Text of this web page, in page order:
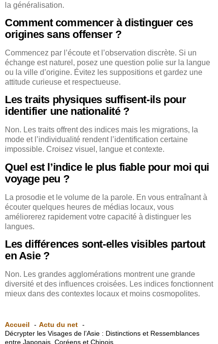
la généralisation.
Comment commencer à distinguer ces
origines sans offenser ?
Commencez par l’écoute et l’observation discrète. Si un
échange est naturel, posez une question polie sur la langue
ou la ville d’origine. Évitez les suppositions et gardez une
attitude curieuse et respectueuse.
Les traits physiques suffisent-ils pour
identifier une nationalité ?
Non. Les traits offrent des indices mais les migrations, la
mode et l’individualité rendent l’identification certaine
impossible. Croisez visuel, langue et contexte.
Quel est l’indice le plus fiable pour moi qui
voyage peu ?
La prosodie et le volume de la parole. En vous entraînant à
écouter quelques heures de médias locaux, vous
améliorerez rapidement votre capacité à distinguer les
langues.
Les différences sont-elles visibles partout
en Asie ?
Non. Les grandes agglomérations montrent une grande
diversité et des influences croisées. Les indices fonctionnent
mieux dans des contextes locaux et moins cosmopolites.
Accueil
Actu du net
Décrypter les Visages de l’Asie : Distinctions et Ressemblances
entre Japonais, Coréens et Chinois